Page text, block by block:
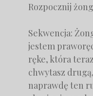
Rozpocznij
Sekwencja:
jestem
ręke, która
chwytasz
naprawdę ten